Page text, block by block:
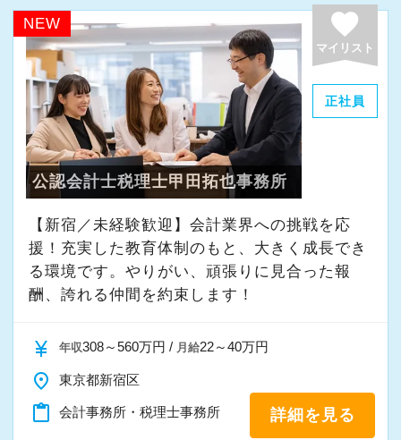
・電話、メール対応
・その他付随する業務
これまでの会計事務所や経理経験を活かしてご
活躍いただけます。
また、経験やスキルに応じて徐々に担当する業
将来的には申告書レビューなど、専門性を高め
られる業務にも携わることが可能です。
どこでも通用する実務スキルを身につけなが
★
当事務所では、職員同士が協力しながら気持ち
NEW favorite
マイリスト
正社員
公認会計士税理士甲田拓也事務所
【新宿／未経験歓迎】会計業界への挑戦を応
援！充実した教育体制のもと、大きく成長でき
る環境です。やりがい、頑張りに見合った報
酬、誇れる仲間を約束します！
currency_yen 年収308～560万円 / 月給22～40万円
place 東京都新宿区
content_paste 会計事務所・税理士事務所 詳細を見る